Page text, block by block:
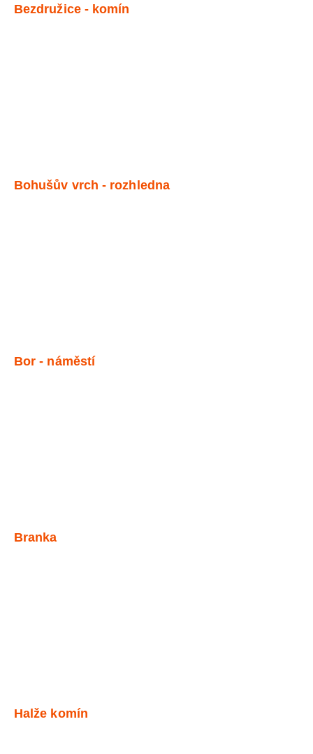
Bezdružice - komín
Bohušův vrch - rozhledna
Bor - náměstí
Branka
Halže komín